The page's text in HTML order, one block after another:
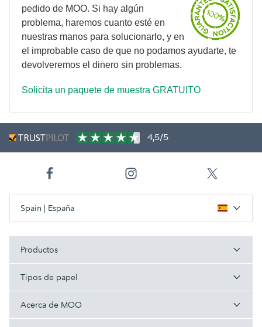
pedido de MOO. Si hay algún
problema, haremos cuanto esté en
nuestras manos para solucionarlo, y en
el improbable caso de que no podamos ayudarte, te
devolveremos el dinero sin problemas.
Solicita un paquete de muestra GRATUITO
4,5/5
Spain | España
Productos
Tipos de papel
Acerca de MOO